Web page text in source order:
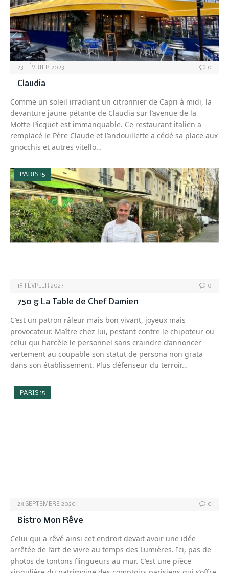
23 FÉVRIER 2023 0
Claudia
Comme un soleil irradiant un citronnier de Capri à midi, la
devanture jaune pétante de Claudia sur l’avenue de la
Motte-Picquet est immanquable. Ce restaurant italien a
remplacé le Père Claude et l’andouillette a cédé sa place aux
gnocchis et autres vitello…
PARIS 15
18 FÉVRIER 2023 0
750 g La Table de Chef Damien
C’est un patron râleur mais bon vivant, joyeux mais
provocateur. Maître chez lui, pestant contre le chipoteur ou
celui qui harcèle le personnel sans craindre d’annoncer
vertement au coupable son statut de persona non grata
dans son établissement. Plus défenseur du terroir…
PARIS 15
28 SEPTEMBRE 2020 0
Bistro Mon Rêve
Celui qui a rêvé ainsi cet endroit devait avoir une idée
arrêtée de l’art de vivre au temps des Lumières. Ici, pas de
photos de tontons flingueurs au mur. C’est une pièce